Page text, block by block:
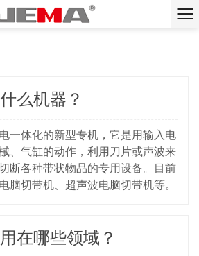
么机器？
一体化的新型专机，它是用输入电
、气缸的动作，利用刀片或声波来
断各种带状物品的专用设备。目前
脑切带机、超声波电脑切带机等。
在哪些领域？